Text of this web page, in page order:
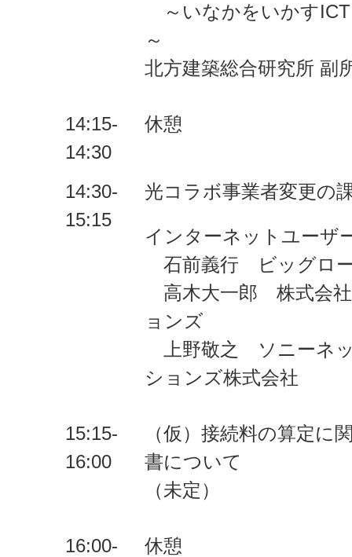
～いなかをいかす
～
北方建築総合研究所 副
14:15-
14:30
休憩
14:30-
15:15
光コラボ事業者変更の
インターネットユーザ
石前義行 ビッグロ
高木大一郎 株式会社
ョンズ
上野敬之 ソニーネ
ションズ株式会社
15:15-
16:00
（仮）接続料の算定に
書について
（未定）
16:00-
休憩